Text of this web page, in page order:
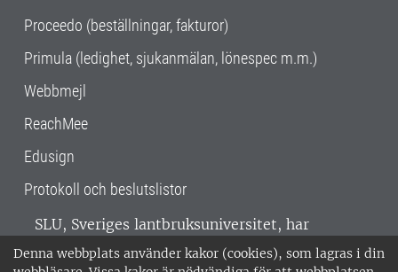
Denna webbplats använder kakor (cookies), som lagras i din
Proceedo (beställningar, fakturor)
Primula (ledighet, sjukanmälan, lönespec m.m.)
Webbmejl
ReachMee
Edusign
Protokoll och beslutslistor
SLU, Sveriges lantbruksuniversitet, har
verksamhet över hela Sverige. Huvudorter är
Alnarp, Uppsala och Umeå.SLU är